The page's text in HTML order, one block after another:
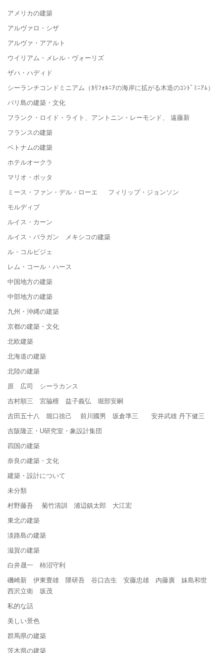
アメリカの建築
アルヴァロ・シザ
アルヴァ・アアルト
ウイリアム・メレル・ヴォーリズ
ザハ・ハディド
シーランチコンドミニアム（ｶﾘﾌｫﾙﾆｱの海岸に拡がる木造のｺﾝﾄﾞﾐﾆｱﾑ）
バリ島の建築・文化
フランク・ロイド・ライト、アントニン・レーモンド、 遠藤新
フランスの建築
ベトナムの建築
ホテルオークラ
マリオ・ボッタ
ミース・ファン・デル・ローエ フィリップ・ジョンソン
モルディブ
ルイス・カーン
ルイス・バラガン メキシコの建築
ル・コルビジェ
レム・コール・ハース
中国地方の建築
中部地方の建築
九州・沖縄の建築
京都の建築・文化
北欧建築
北海道の建築
北陸の建築
原 広司 シーラカンス
吉村順三 宮脇檀 益子義弘 堀部安嗣
吉田五十八 堀口捨己 前川國男 坂倉準三 安井武雄 丹下健三
吉阪隆正・U研究室・象設計集団
四国の建築
奈良の建築・文化
建築・設計について
未分類
村野藤吾 菊竹清訓 浦辺鎮太郎 大江宏
東北の建築
淡路島の建築
滋賀の建築
白井晟一 柿沼守利
磯崎新 伊東豊雄 隈研吾 谷口吉生 安藤忠雄 内藤廣 妹島和世
西沢立衛 坂茂
私的な話
美しい景色
群馬県の建築
茨木県の建築